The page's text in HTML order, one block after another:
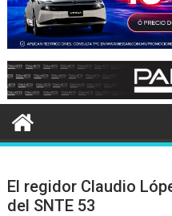
El regidor Claudio
del SNTE 53